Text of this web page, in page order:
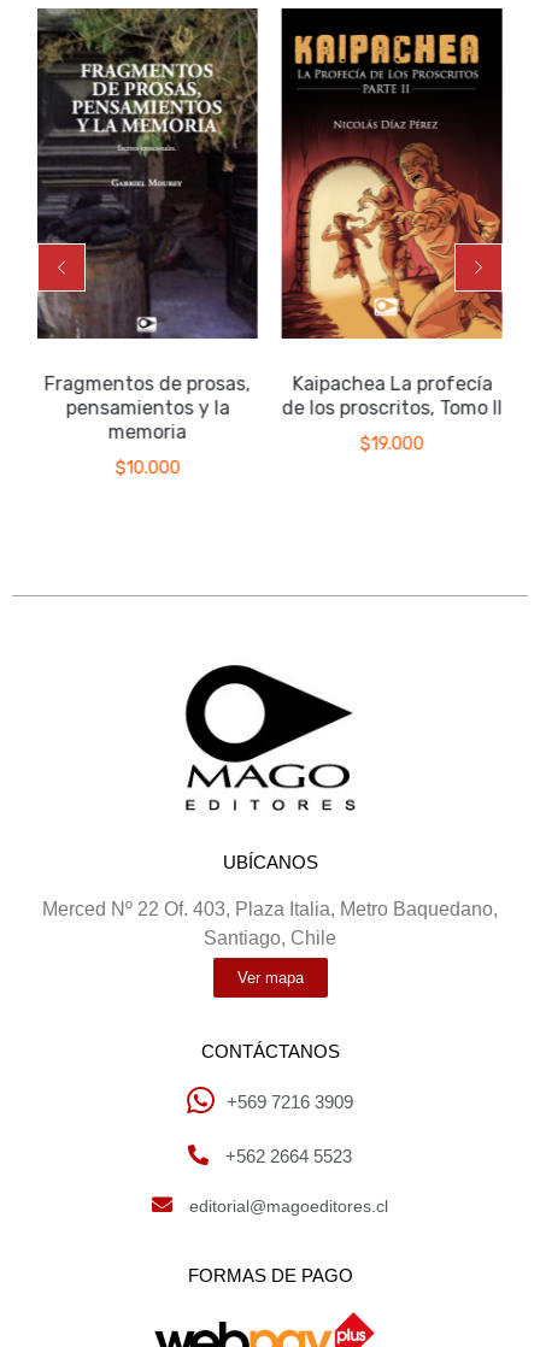
Fragmentos de prosas,
pensamientos y la
memoria
10.000
Kaipachea La profecía
de los proscritos, Tomo II
19.000
UBÍCANOS
Merced Nº 22 Of. 403, Plaza Italia, Metro Baquedano,
Santiago, Chile
Ver mapa
CONTÁCTANOS
+569 7216 3909
+562 2664 5523
editorial@magoeditores.cl
FORMAS DE PAGO